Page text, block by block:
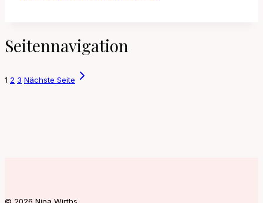
Seitennavigation
1 2 3 Nächste Seite